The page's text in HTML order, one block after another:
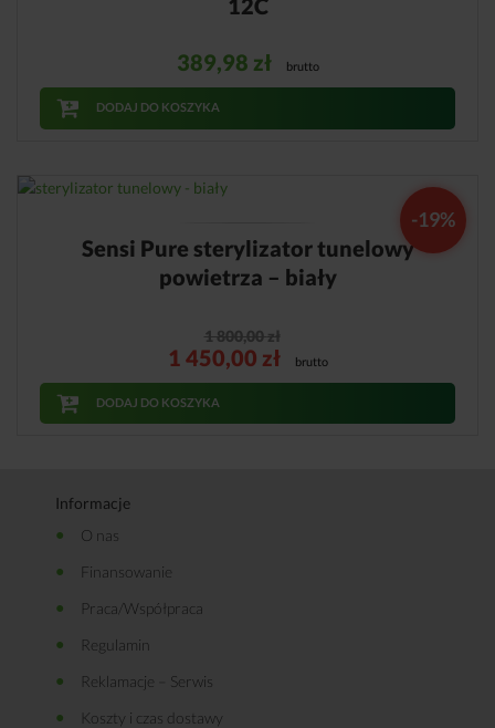
12C
389,98 zł brutto
DODAJ DO KOSZYKA
Sensi Pure sterylizator tunelowy
powietrza – biały
-19%
1 800,00zł
1 450,00 zł brutto
DODAJ DO KOSZYKA
Informacje
O nas
Finansowanie
Praca/Współpraca
Regulamin
Reklamacje – Serwis
Koszty i czas dostawy